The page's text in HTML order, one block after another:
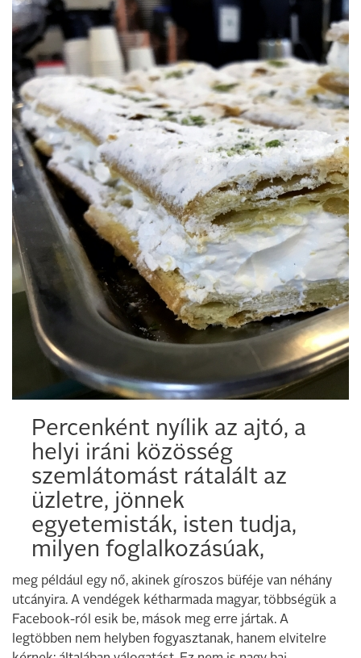
Percenként nyílik az ajtó, a
helyi iráni közösség
szemlátomást rátalált az
üzletre, jönnek
egyetemisták, isten tudja,
milyen foglalkozásúak,
meg például egy nő, akinek gíroszos büféje van néhány
utcányira. A vendégek kétharmada magyar, többségük a
Facebook-ról esik be, mások meg erre jártak. A
legtöbben nem helyben fogyasztanak, hanem elvitelre